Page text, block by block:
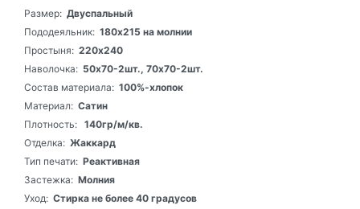
Размер: Двуспальный
Пододеяльник: 180х215 на молнии
Простыня: 220х240
Наволочка: 50х70-2шт., 70х70-2шт.
Состав материала: 100%-хлопок
Материал: Сатин
Плотность: 140гр/м/кв.
Отделка: Жаккард
Тип печати: Реактивная
Застежка: Молния
Уход: Стирка не более 40 градусов